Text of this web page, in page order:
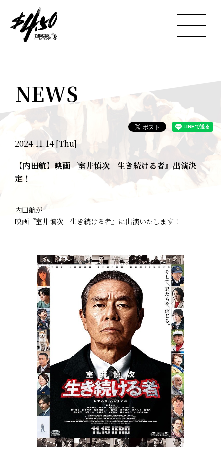
NEWS
2024.11.14 [Thu]
【内田航】映画『室井慎次 生き続ける者』出演決
定！
内田航が
映画『室井慎次 生き続ける者』に出演いたします！